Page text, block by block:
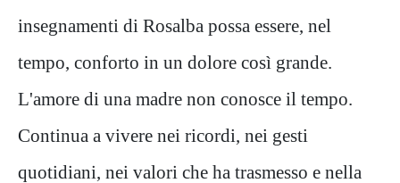
insegnamenti di Rosalba possa essere, nel
tempo, conforto in un dolore così grande.
L'amore di una madre non conosce il tempo.
Continua a vivere nei ricordi, nei gesti
quotidiani, nei valori che ha trasmesso e nella